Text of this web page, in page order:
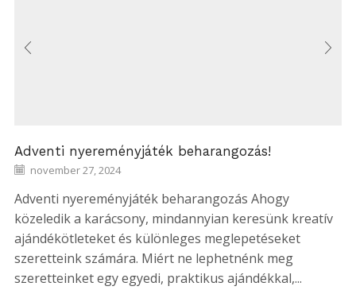
Adventi nyereményjáték beharangozás!
november 27, 2024
Adventi nyereményjáték beharangozás Ahogy
közeledik a karácsony, mindannyian keresünk kreatív
ajándékötleteket és különleges meglepetéseket
szeretteink számára. Miért ne lephetnénk meg
szeretteinket egy egyedi, praktikus ajándékkal,...